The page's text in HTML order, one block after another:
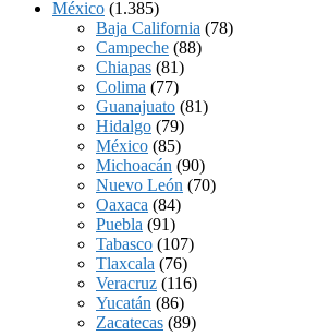
México (1.385)
Baja California (78)
Campeche (88)
Chiapas (81)
Colima (77)
Guanajuato (81)
Hidalgo (79)
México (85)
Michoacán (90)
Nuevo León (70)
Oaxaca (84)
Puebla (91)
Tabasco (107)
Tlaxcala (76)
Veracruz (116)
Yucatán (86)
Zacatecas (89)